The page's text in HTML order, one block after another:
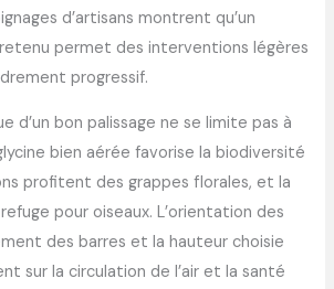
d’artisans montrent qu’un
permet des interventions légères
progressif.
d’un bon palissage ne se limite pas à
bien aérée favorise la biodiversité
profitent des grappes florales, et la
pour oiseaux. L’orientation des
des barres et la hauteur choisie
sur la circulation de l’air et la santé